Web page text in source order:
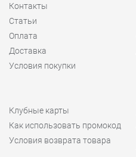
Контакты
Статьи
Оплата
Доставка
Условия покупки
Клубные карты
Как использовать промокод
Условия возврата товара